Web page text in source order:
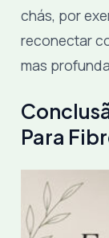
chás, por
reconectar
mas
Para